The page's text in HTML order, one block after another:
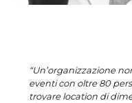
“Un’organizzazione
eventi con oltre 80
trovare location di